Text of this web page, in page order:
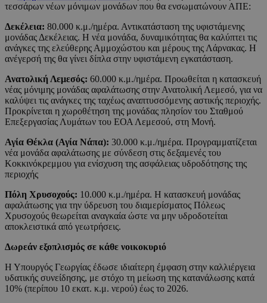
τεσσάρων νέων μόνιμων μονάδων που θα ενσωματώνουν ΑΠΕ:
Δεκέλεια: 80.000 κ.μ./ημέρα. Αντικατάσταση της υφιστάμενης
μονάδας Δεκέλειας. Η νέα μονάδα, δυναμικότητας θα καλύπτει τις
ανάγκες της ελεύθερης Αμμοχώστου και μέρους της Λάρνακας. Η
ανέγερσή της θα γίνει δίπλα στην υφιστάμενη εγκατάσταση.
Ανατολική Λεμεσός: 60.000 κ.μ./ημέρα. Προωθείται η κατασκευή
νέας μόνιμης μονάδας αφαλάτωσης στην Ανατολική Λεμεσό, για να
καλύψει τις ανάγκες της ταχέως αναπτυσσόμενης αστικής περιοχής.
Προκρίνεται η χωροθέτηση της μονάδας πλησίον του Σταθμού
Επεξεργασίας Λυμάτων του ΕΟΑ Λεμεσού, στη Μονή.
Αγία Θέκλα (Αγία Νάπα): 30.000 κ.μ./ημέρα. Προγραμματίζεται
νέα μονάδα αφαλάτωσης με σύνδεση στις δεξαμενές του
Κοκκινόκρεμμου για ενίσχυση της ασφάλειας υδροδότησης της
περιοχής
Πόλη Χρυσοχούς: 10.000 κ.μ./ημέρα. Η κατασκευή μονάδας
αφαλάτωσης για την ύδρευση του διαμερίσματος Πόλεως
Χρυσοχούς θεωρείται αναγκαία ώστε να μην υδροδοτείται
αποκλειστικά από γεωτρήσεις.
Δωρεάν εξοπλισμός σε κάθε νοικοκυριό
Η Υπουργός Γεωργίας έδωσε ιδιαίτερη έμφαση στην καλλιέργεια
υδατικής συνείδησης, με στόχο τη μείωση της κατανάλωσης κατά
10% (περίπου 10 εκατ. κ.μ. νερού) έως το 2026.